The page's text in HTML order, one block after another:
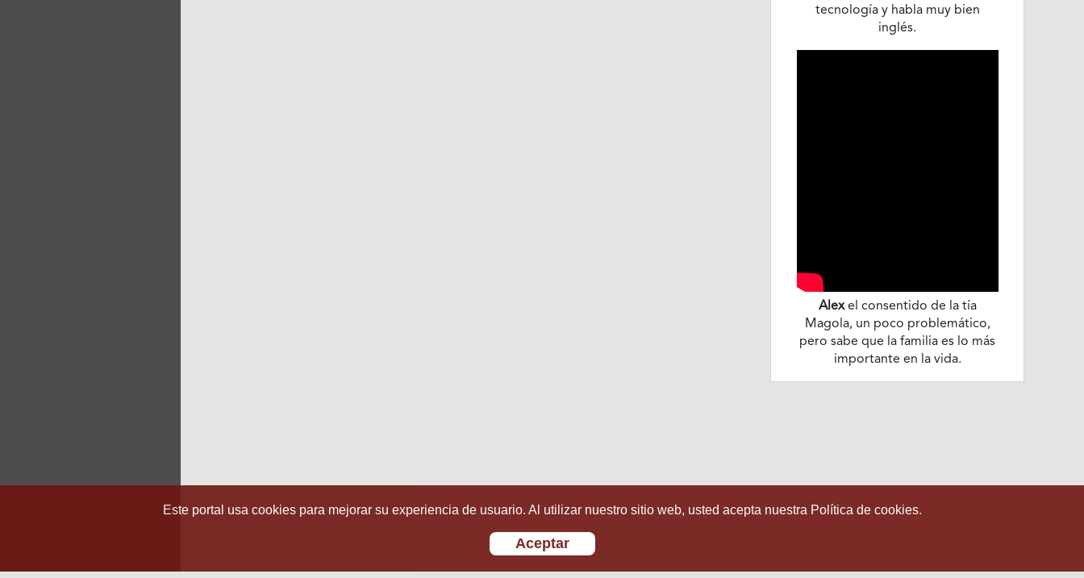
tecnología y habla muy bien
inglés.
Alexel consentido de la tía
Magola, un poco problemático,
pero sabe que la familia es lo más
importante en la vida.
Este portal usa cookies para mejorar su experiencia de usuario. Al utilizar nuestro sitio web, usted acepta nuestra Política de cookies.
Aceptar